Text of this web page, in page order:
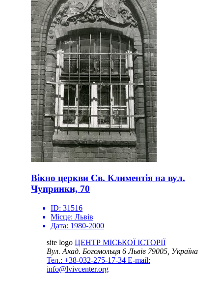
Вікно церкви Св. Климентія на вул.
Чупринки, 70
ID: 31516
Місце: Львів
Дата: 1980-2000
site logo ЦЕНТР МІСЬКОЇ ІСТОРІЇ
Вул. Акад. Богомольця 6Львів 79005, Україна
Тел.: +38-032-275-17-34 E-mail:
info@lvivcenter.org